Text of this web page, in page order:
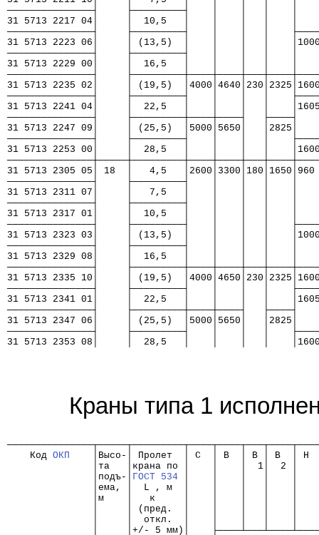
───────────────┤     ├─────────┤    │    │   │    │
31 5713 2217 04│     │  10,5   │    │    │   │    │
───────────────┤     ├─────────┤    │    │   │
31 5713 2223 06│     │ (13,5)  │    │    │   │
───────────────┤     ├─────────┤    │    │   │    │
31 5713 2229 00│     │  16,5   │    │    │   │    │
───────────────┤
31 5713 2235 02│     │ (19,5)
───────────────┤     ├─────────┤    │    │   │
31 5713 2241 04│     │  22,5   │    │    │   │
───────────────┤     ├─────────┼────┼────┤
31 5713 2247 09│     │ (25,5)  │5000│5650│
───────────────┤     ├─────────┤    │    │   │
31 5713 2253 00│     │  28,5   │    │    │   │
31 5713 2305 05│ 18  │   4,5
───────────────┤     ├─────────┤    │    │   │    │
31 5713 2311 07│     │   7,5   │    │    │   │    │
───────────────┤     ├─────────┤    │    │   │    │
31 5713 2317 01│     │  10,5   │    │    │   │    │
───────────────┤     ├─────────┤    │    │   │
31 5713 2323 03│     │ (13,5)  │    │    │   │
───────────────┤     ├─────────┤    │    │   │    │
31 5713 2329 08│     │  16,5   │    │    │   │    │
───────────────┤
31 5713 2335 10│     │ (19,5)
───────────────┤     ├─────────┤    │    │   │
31 5713 2341 01│     │  22,5   │    │    │   │
───────────────┤     ├─────────┼────┼────┤   ├────┤
31 5713 2347 06│     │ (25,5)  │5000│5650│
───────────────┤     ├─────────┤    │    │   │
31 5713 2353 08│     │  28,5   │    │    │   │
Краны типа 1
    Код
ОКП
│Высо-│ Пролет  │ C  │ B  │ B │ B  │ H
│та   │крана по │    │    │  1│  2 │
               │подъ-│
ГОСТ 534
│ема, │  L , м  │    │    │   │    │
│м    │   к     │    │    │   │    │
│     │ (пред.  │    │    │   │    │
│     │  откл.  │    │    │   │    │
│     │+/- 5 мм)│